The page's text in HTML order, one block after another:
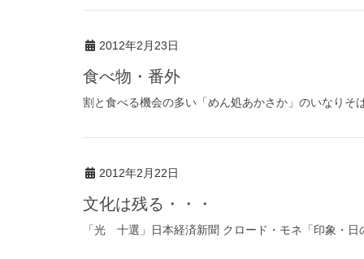
2012年2月23日
食べ物・番外
割と食べる機会の多い「めん処あかさか」のいなり
2012年2月22日
文化は残る・・・
「光 十選」日本経済新聞 クロード・モネ「印象・